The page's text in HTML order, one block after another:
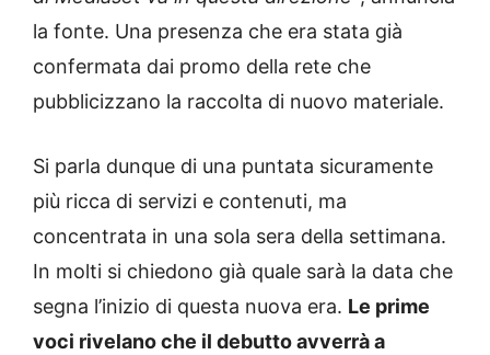
la fonte. Una presenza che era stata già
confermata dai promo della rete che
pubblicizzano la raccolta di nuovo materiale.
Si parla dunque di una puntata sicuramente
più ricca di servizi e contenuti, ma
concentrata in una sola sera della settimana.
In molti si chiedono già quale sarà la data che
segna l’inizio di questa nuova era. Le prime
voci rivelano che il debutto avverrà a